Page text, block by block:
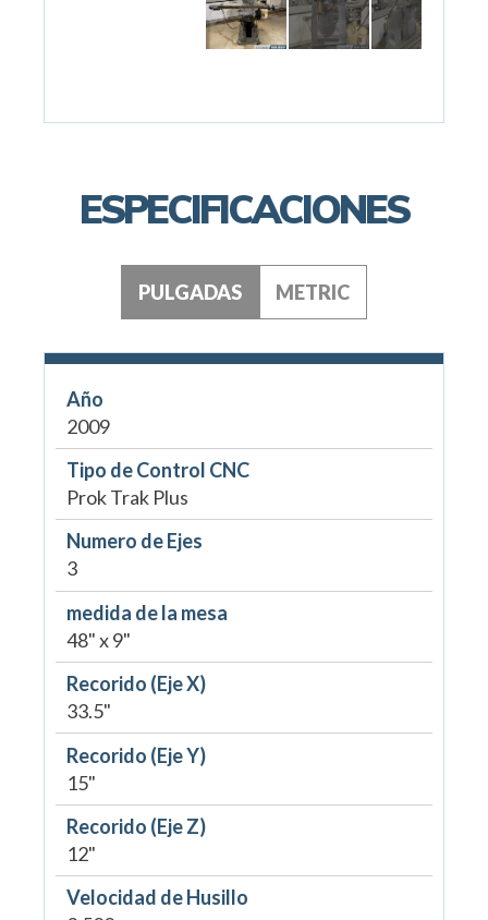
ESPECIFICACIONES
PULGADAS METRIC
Año
2009
Tipo de Control CNC
Prok Trak Plus
Numero de Ejes
3
medida de la mesa
48" x 9"
Recorido (Eje X)
33.5"
Recorido (Eje Y)
15"
Recorido (Eje Z)
12"
Velocidad de Husillo